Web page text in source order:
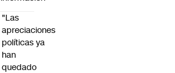
"Las
apreciaciones
políticas ya
han
quedado